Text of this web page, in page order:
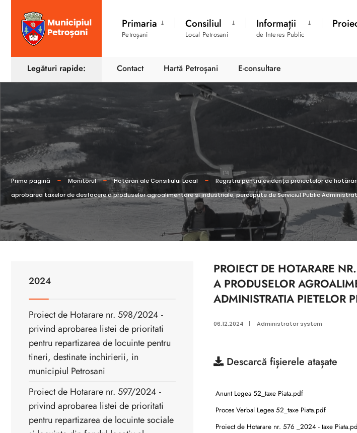
Primaria
Petroșani
Consiliul
Local Petrosani
Informații
de Interes Public
Legături rapide: Contact Hartă Petroșani E-consultare
Prima pagină Monitorul Hotărâri ale Consiliului Local Registru pentru evidența proiectelor de
aprobarea taxelor de desfacere a produselor agroalimentare si industriale, percepute de Serviciul Public
PROIECT DE HOTARARE
A PRODUSELOR
ADMINISTRATIA PIETELOR
06.12.2024 | Administrator system
Descarcă fișierele atașate
Anunt Legea 52_taxe Piata.pdf
Proces Verbal Legea 52_taxe Piata.pdf
Proiect de Hotarare nr. 576 _2024 - taxe
2024
Proiect de Hotarare nr. 598/2024 -
privind aprobarea listei de prioritati
pentru repartizarea de locuinte pentru
tineri, destinate inchirierii, in
municipiul Petrosani
Proiect de Hotarare nr. 597/2024 -
privind aprobarea listei de prioritati
pentru repartizarea de locuinte sociale